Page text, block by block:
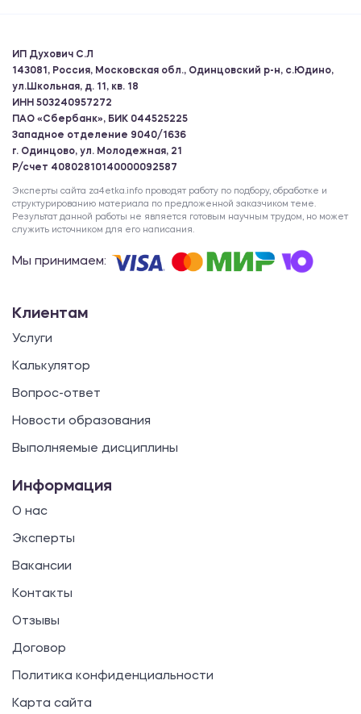
ИП Духович С.Л
143081, Россия, Московская обл., Одинцовский р-н, с.Юдино,
ул.Школьная, д. 11, кв. 18
ИНН 503240957272
ПАО «Сбербанк», БИК 044525225
Западное отделение 9040/1636
г. Одинцово, ул. Молодежная, 21
Р/счет 40802810140000092587
Эксперты сайта za4etka.info проводят работу по подбору, обработке и
структурированию материала по предложенной заказчиком теме.
Результат данной работы не является готовым научным трудом, но может
служить источником для его написания.
Мы принимаем:
Клиентам
Услуги
Калькулятор
Вопрос-ответ
Новости образования
Выполняемые дисциплины
Информация
О нас
Эксперты
Вакансии
Контакты
Отзывы
Договор
Политика конфиденциальности
Карта сайта